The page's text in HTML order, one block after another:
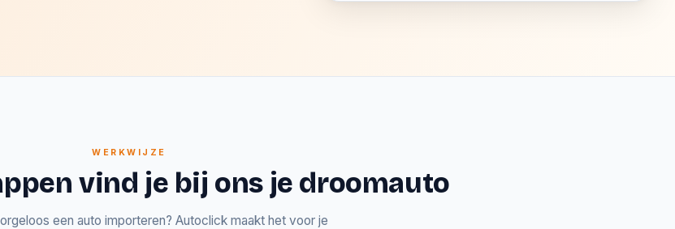
WERKWIJZE
vind je bij ons je droomauto
een auto importeren? Autoclick maakt het voor je